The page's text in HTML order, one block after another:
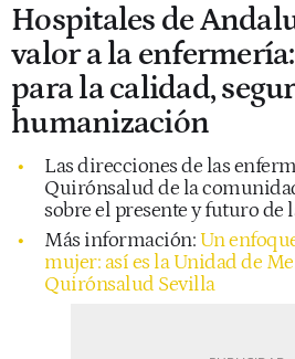
Hospitales de
valor a la
para la calidad,
humanización
Las direcciones de las
Quirónsalud de la
sobre el presente y futuro de
Más información: Un
mujer: así es la Unidad de
Quirónsalud Sevilla